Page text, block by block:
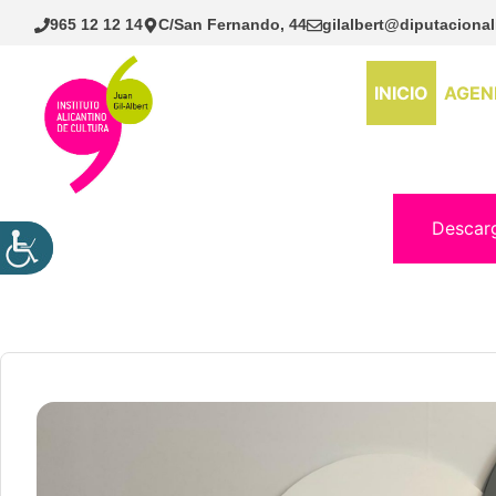
Saltar
965 12 12 14 C/San Fernando, 44
INICIO